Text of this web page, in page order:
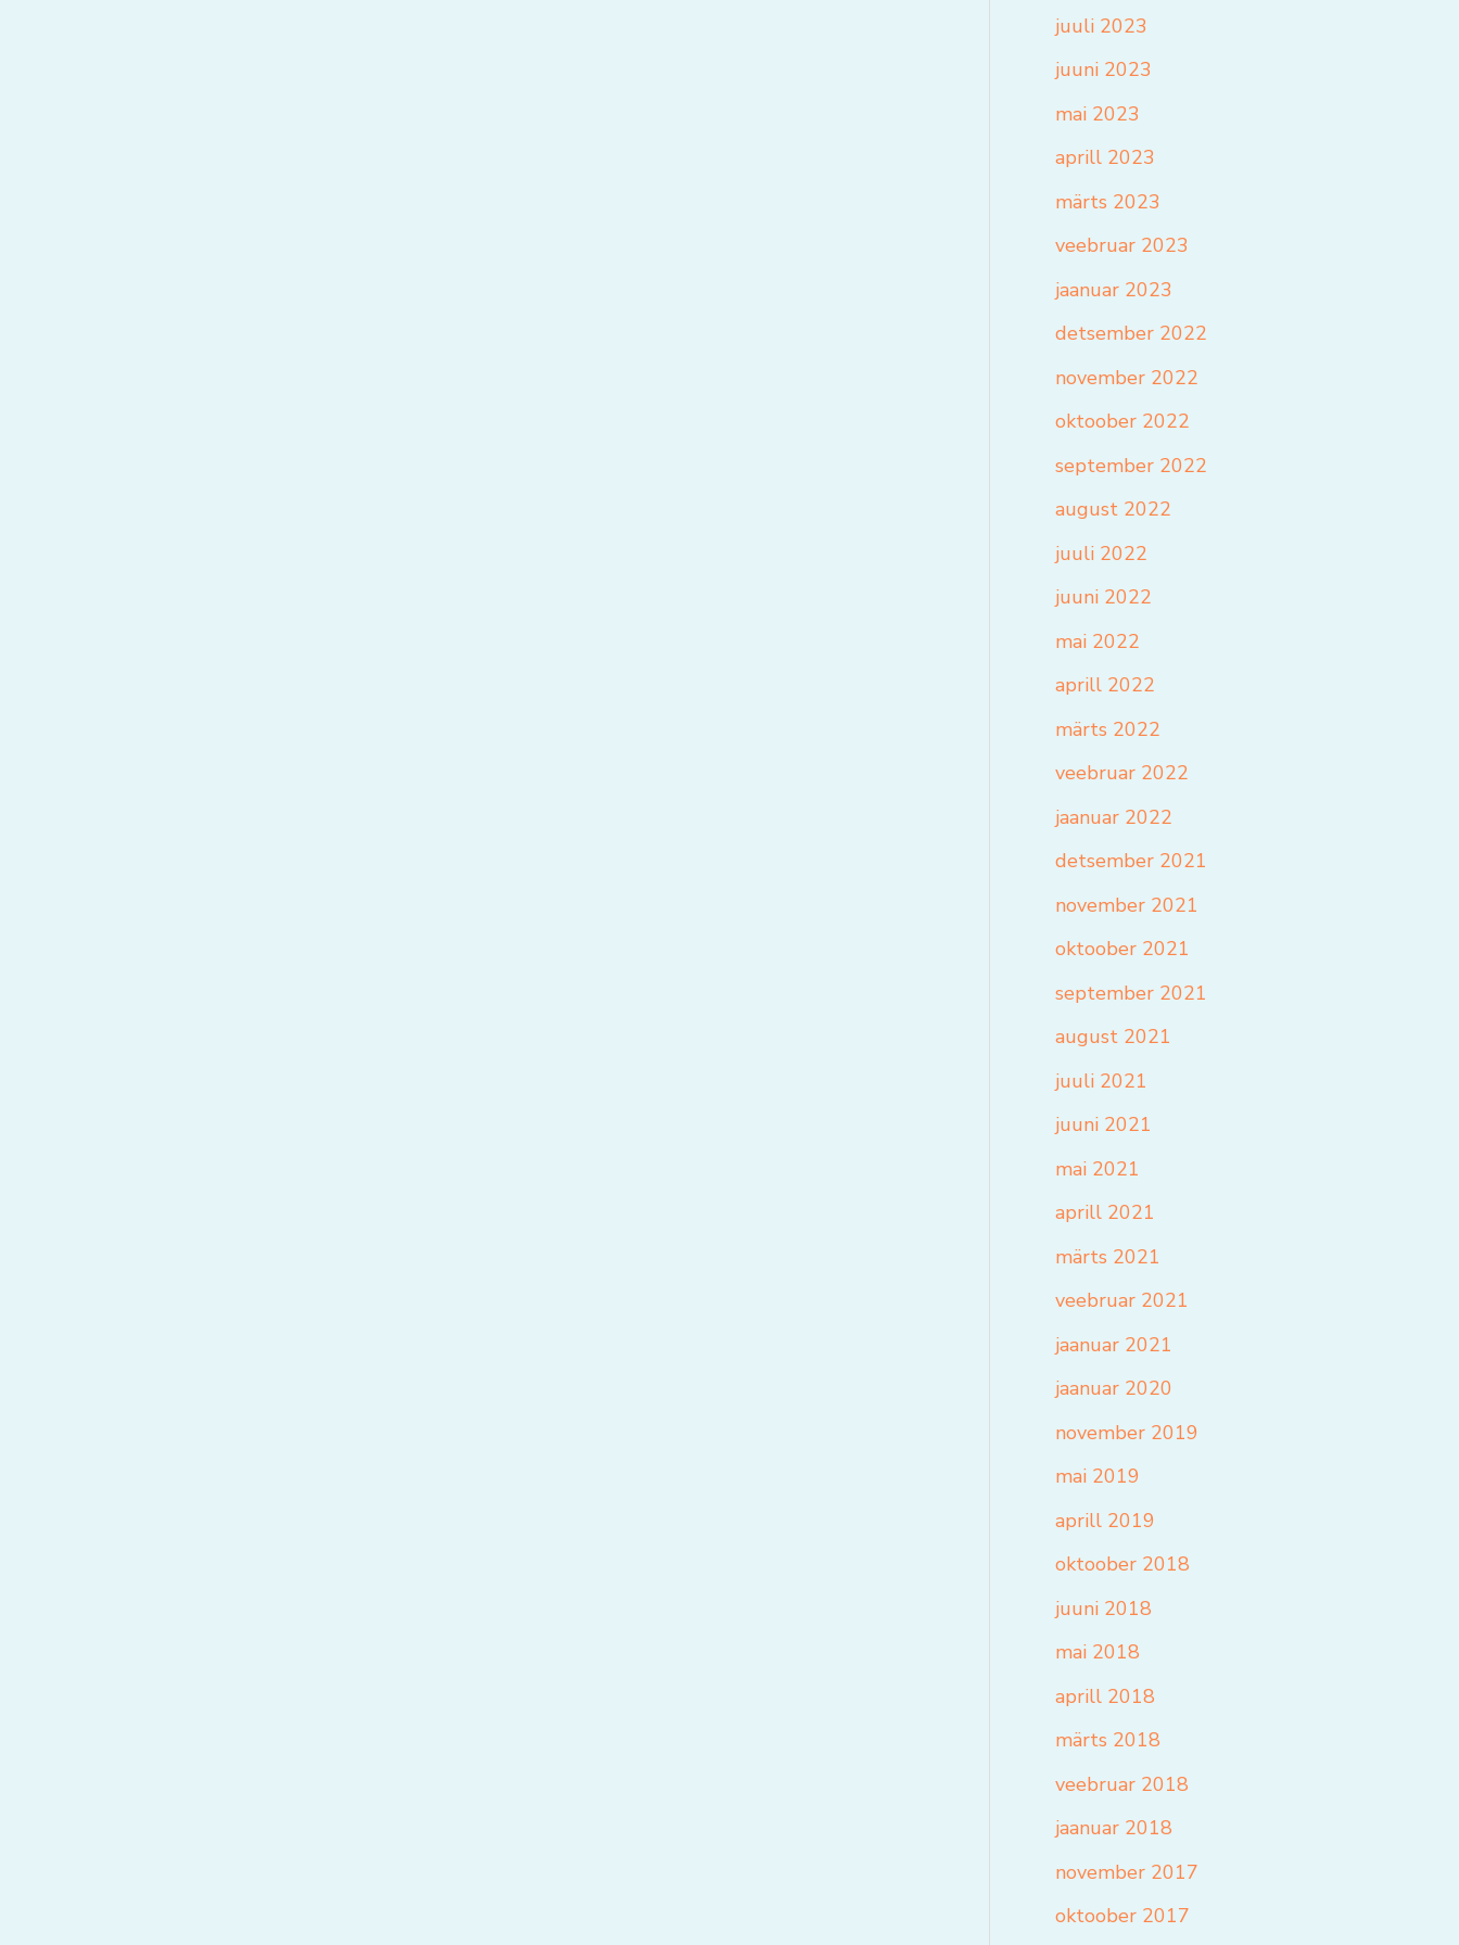
juuli 2023
juuni 2023
mai 2023
aprill 2023
märts 2023
veebruar 2023
jaanuar 2023
detsember 2022
november 2022
oktoober 2022
september 2022
august 2022
juuli 2022
juuni 2022
mai 2022
aprill 2022
märts 2022
veebruar 2022
jaanuar 2022
detsember 2021
november 2021
oktoober 2021
september 2021
august 2021
juuli 2021
juuni 2021
mai 2021
aprill 2021
märts 2021
veebruar 2021
jaanuar 2021
jaanuar 2020
november 2019
mai 2019
aprill 2019
oktoober 2018
juuni 2018
mai 2018
aprill 2018
märts 2018
veebruar 2018
jaanuar 2018
november 2017
oktoober 2017